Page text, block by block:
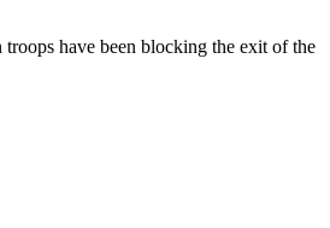
have been blocking the exit of the